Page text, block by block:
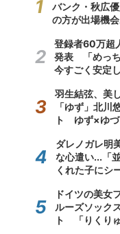
バンク・秋広
の方が出場機
登録者60万超
発表 「めっ
今すごく安定
羽生結弦、美
「ゆず」北川
ト ゆず×ゆづ
ダレノガレ明
な心遣い...「
くれた子にシ
ドイツの美女
ルーズソック
ト 「りくり